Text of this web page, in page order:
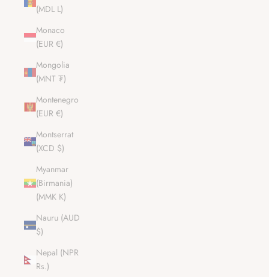
(MDL L)
Monaco
(EUR €)
Mongolia
(MNT ₮)
Montenegro
(EUR €)
Montserrat
(XCD $)
Myanmar
(Birmania)
(MMK K)
Nauru (AUD
$)
Nepal (NPR
Rs.)